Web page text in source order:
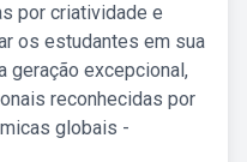
por criatividade e
os estudantes em sua
geração excepcional,
reconhecidas por
globais -